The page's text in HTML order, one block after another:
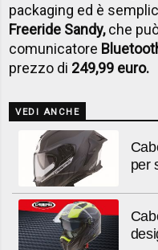
packaging ed è
Freeride Sandy,che
comunicatore
prezzo di 249,99 ​euro.
VEDI ANCHE
per